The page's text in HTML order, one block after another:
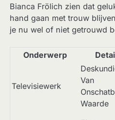
Bianca Frölich zien dat
hand gaan met trouw
je nu wel of niet getrouwd
Onderwerp
Televisiewerk
Van
Waarde